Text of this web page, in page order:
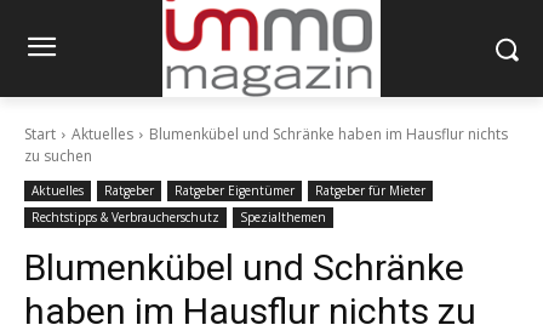
Start Aktuelles
Blumenkübel und Schränke haben im Hausflur nichts
zu suchen
Aktuelles Ratgeber Ratgeber Eigentümer
Ratgeber für Mieter
Rechtstipps & Verbraucherschutz
Spezialthemen
Blumenkübel und Schränke
haben im Hausflur nichts zu